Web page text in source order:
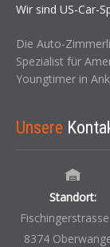
Wir sind US-Car-
Die Auto-
Spezialist für
Youngtimer in
Unsere
Standort:
8374